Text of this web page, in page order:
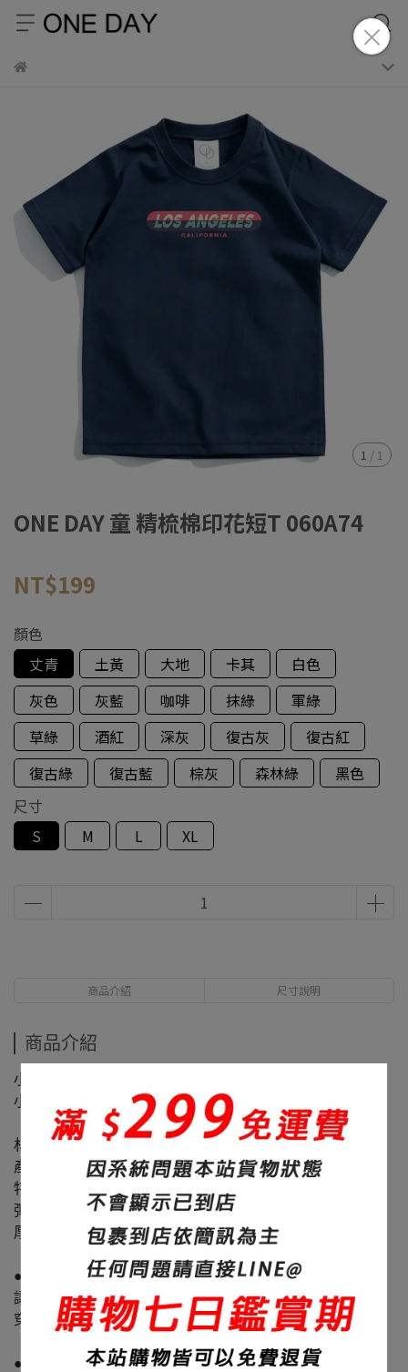
1 / 1
ONE DAY 童 精梳棉印花短T 060A74
NT$199
顏色
丈青
土黃 大地 卡其
白色
灰色
灰藍 咖啡 抹綠
軍綠
草綠
酒紅 深灰 復古灰
復古紅
復古綠
復古藍 棕灰 森林綠
黑色
尺寸
S
M L XL
商品介紹 尺寸說明
商品介紹
小男生125CM 穿L小寬鬆
小女生105CM 穿M大寬鬆
材質：60%棉+40%聚酯纖維
產地：台灣
特色：修身、面料滑順
彈性：微
厚度：320碼重
●本款螺紋採用超重磅螺紋 碼重500G
讓整件衣服質感加倍
穿起來就是挺!! 彈性就是強!!
●大身布料採用20支紗線